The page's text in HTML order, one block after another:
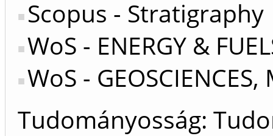
Scopus - Stratigraphy
WoS - ENERGY &
WoS -
Tudományosság: